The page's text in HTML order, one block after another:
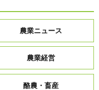
農業ニュース
農業経営
酪農・畜産